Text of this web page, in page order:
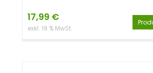
17,99 €
exkl. 19 % MwSt.